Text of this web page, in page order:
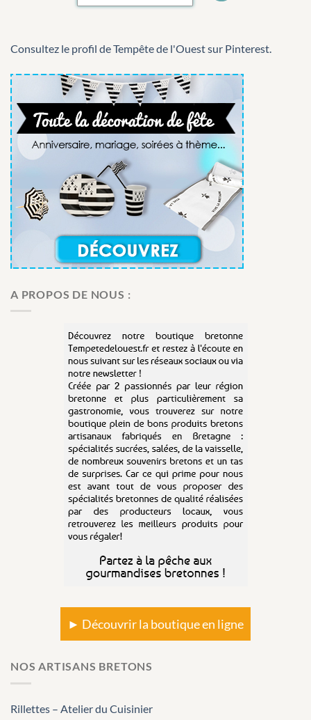
Consultez le profil de Tempête de l'Ouest sur Pinterest.
A PROPOS DE NOUS :
► Découvrir la boutique en ligne
NOS ARTISANS BRETONS
Rillettes – Atelier du Cuisinier